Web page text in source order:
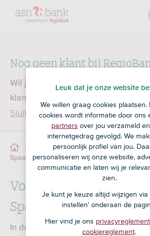
Nog geen klant bij
Wil je een product openen en ben
klant bij RegioBank?
Sluiten
Pensioen Uit de verkoop
Spaarrekening
Voorwaarden
Voorwaarden Gouden
Spaarrekening
In de voorwaarden leest u wat u van
Leuk dat je onze website
We willen graag cookies plaatsen.
cookies wordt informatie door ons
partners over jou verzameld
internetgedrag gevolgd. We
persoonlijk profiel van jou.
personaliseren wij onze website,
communicatie en laten wij je
zien.
Je kunt je keuze altijd wijzigen via
instellen' onderaan de
Hier vind je ons privacyreglement
cookiereglement.